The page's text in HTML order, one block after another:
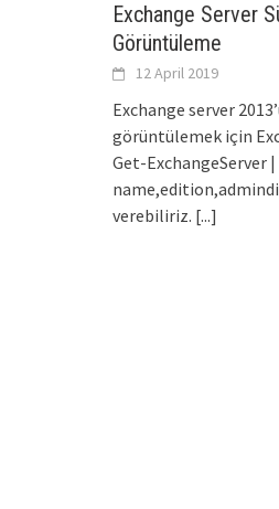
Exchange Server
Görüntüleme
12 April 2019
Exchange server
görüntülemek için
Get-ExchangeServer
verebiliriz. [...]